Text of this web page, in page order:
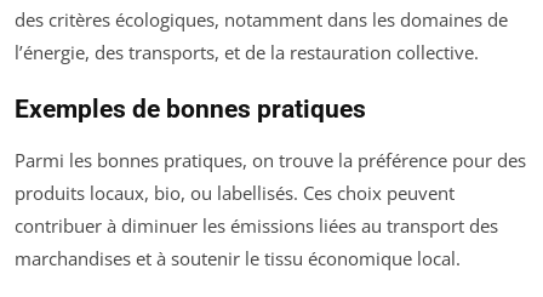
des critères écologiques, notamment dans les domaines de
l’énergie, des transports, et de la restauration collective.
Exemples de bonnes pratiques
Parmi les bonnes pratiques, on trouve la préférence pour des
produits locaux, bio, ou labellisés. Ces choix peuvent
contribuer à diminuer les émissions liées au transport des
marchandises et à soutenir le tissu économique local.